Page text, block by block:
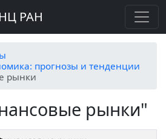
РАН
прогнозы и тенденции
рынки
рынки"